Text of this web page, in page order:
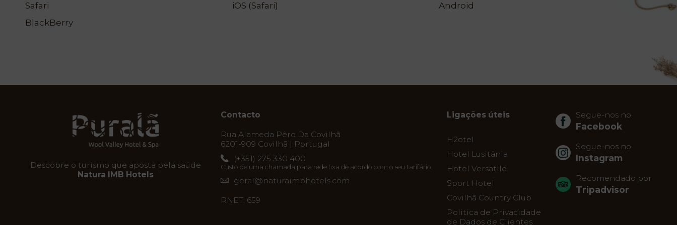
Vouchers
Visita
Safari
iOS (Safari)
Android
BlackBerry
Descobre o turismo que aposta pela saúde
Natura IMB Hotels
Contacto
Rua Alameda Pêro Da Covilhã
6201-909 Covilhã | Portugal
(+351) 275 330 400
Custo de uma chamada para rede fixa de acordo com o seu tarifário.
geral@naturaimbhotels.com
RNET: 659
Ligações úteis
H2otel
Hotel Lusitânia
Hotel Versatile
Sport Hotel
Covilhã Country Club
Politica de Privacidade
de Dados de Clientes
Segue-nos no
Facebook
Segue-nos no
Instagram
Recomendado por
Tripadvisor